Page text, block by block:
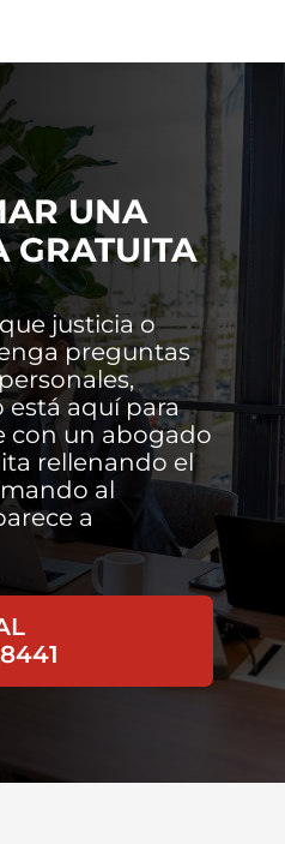
UNA
GRATUITA
justicia o
preguntas
aquí para
con un abogado
rellenando el
al
a